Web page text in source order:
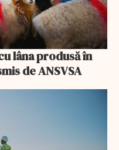
de ANSVSA